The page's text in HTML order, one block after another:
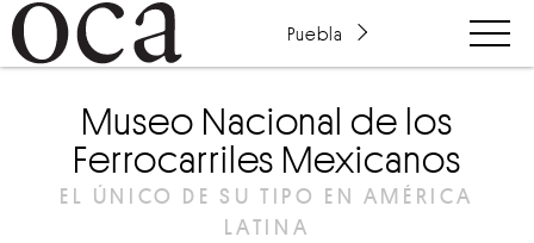
Puebla
Museo Nacional de los
Ferrocarriles Mexicanos
EL ÚNICO DE SU TIPO EN AMÉRICA
LATINA